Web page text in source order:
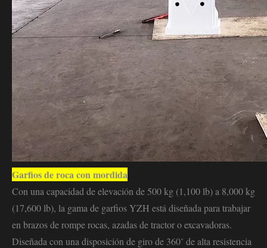
Garfios de roca con mordida
Con una capacidad de elevación de 500 kg (1,100 lb) a 8,000 kg
(17,600 lb), la gama de garfios YZH está diseñada para trabajar
en brazos de rompe rocas, azadas de tractor o excavadoras.
Diseñada con una disposición de giro de 360˚ de alta resistencia